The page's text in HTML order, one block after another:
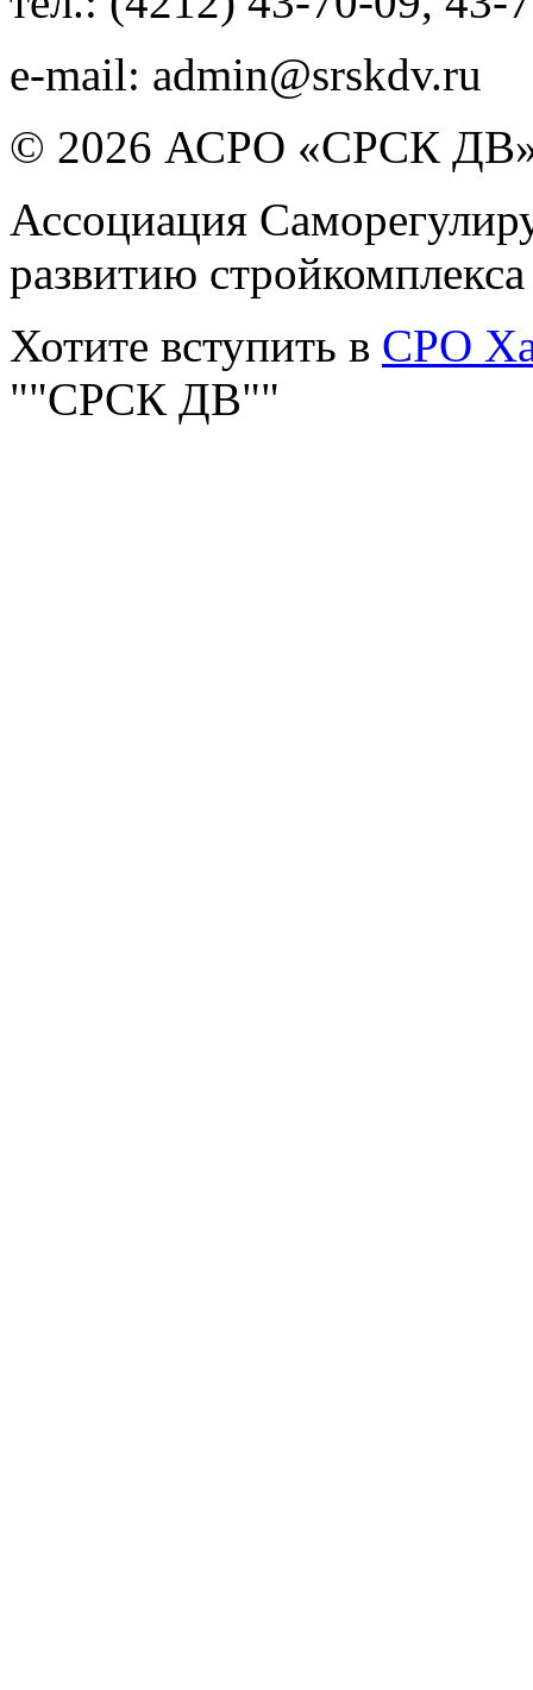
e-mail: admin@srskdv.ru
© 2026 АСРО «СРСК
Ассоциация
развитию
Хотите вступить в СРО
""СРСК ДВ""